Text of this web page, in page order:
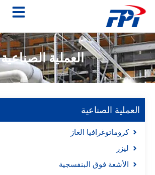
العملية الصناعية
العملية الصناعية
كروماتوغرافيا الغاز
ليزر
الأشعة فوق البنفسجية